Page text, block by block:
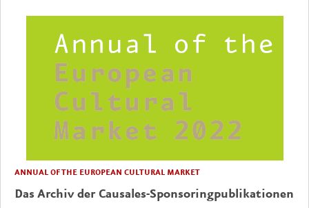
ANNUAL OF THE EUROPEAN CULTURAL MARKET
Das Archiv der Causales-Sponsoringpublikationen